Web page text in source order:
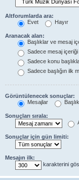
Altforumlarda ara:
Evet
Hayır
Aranacak alan:
Başlıklar ve mesaj
Sadece mesaj içeriği
Sadece konu
Sadece başlığın ilk
Görüntülenecek sonuçlar:
Mesajlar
Sonuçları sırala:
Sonuçlar için gün limiti:
Mesajın ilk:
karakterini